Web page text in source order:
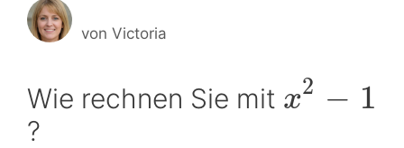
von Victoria
Wie rechnen Sie mit x2 − 1
?